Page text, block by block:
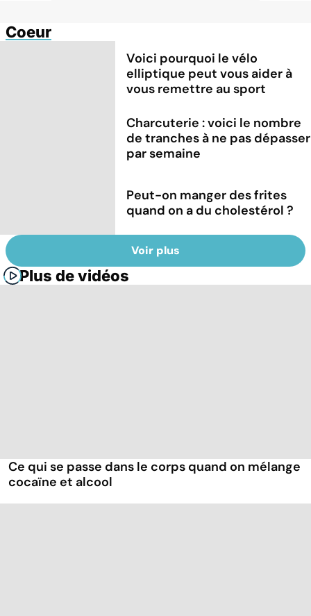
Coeur
Voici pourquoi le vélo
elliptique peut vous aider à
vous remettre au sport
Charcuterie : voici le nombre
de tranches à ne pas dépasser
par semaine
Peut-on manger des frites
quand on a du cholestérol ?
Voir plus
Plus de vidéos
Ce qui se passe dans le corps quand on mélange
cocaïne et alcool